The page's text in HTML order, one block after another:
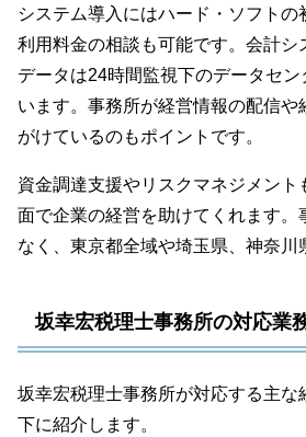
システム導入にはハード・ソフトの
利用料金の相談も可能です。会計シ
データは24時間監視下のデータセン
います。事務所が経営情報の配信や
がけているのもポイントです。
資金調達支援やリスクマネジメント
面で企業の経営を助けてくれます。
なく、東京都全域や埼玉県、神奈川
坂幸宏税理士事務所の対応業
坂幸宏税理士事務所が対応する主な
下に紹介します。